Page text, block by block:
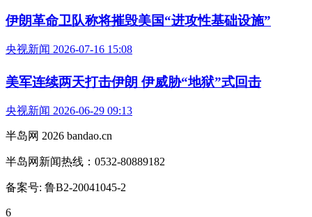
伊朗革命卫队称将摧毁美国“进攻性基础设施”
央视新闻 2026-07-16 15:08
美军连续两天打击伊朗 伊威胁“地狱”式回击
央视新闻 2026-06-29 09:13
半岛网 2026 bandao.cn
半岛网新闻热线：0532-80889182
备案号: 鲁B2-20041045-2
6